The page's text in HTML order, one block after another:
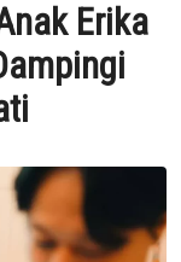
Erika